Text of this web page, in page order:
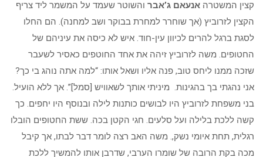
קצין המשטרה אנעאם ג’אבר והשוטר שעמד על המשמר ליד צריף
הקצין לזרוביץ (אך שוחרר למחרת בבוקר ושב למחנה). הם החלו
לסגת ברגל להרים לכיוון עין-חוד. איש לא כיסה את עיניהם של
החטופים. משה לזרוביץ זיהה את אחד החוטפים כאסיר לשעבר
שזכה ממנו ליחס טוב, פנה אליו ושאל אותו: “למה אתה נוהג בי כך?
אני נהגתי בך בהגינות. מיניתי אותך לשאוויש [סמל]”. אך ללא הועיל.
בני משפחת לזרוביץ היו לבושים כותנות לילה ובנוסף היו יחפים. כך
קשה ללכת בלילה ועל סלעים. חגי הקטן בכה. ששת החטופים הובלו
רגלית, תחת איומי נשק,. משה האב רצה לומר דבר לבתו, אך קיבל
מכה בקת הרובה של שומרו הערבי, שדרבן אותו להמשיך ללכת